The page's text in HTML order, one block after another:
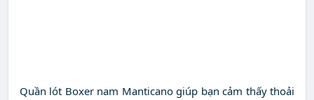
Quần lót Boxer nam Manticano giúp bạn cảm thấy thoải